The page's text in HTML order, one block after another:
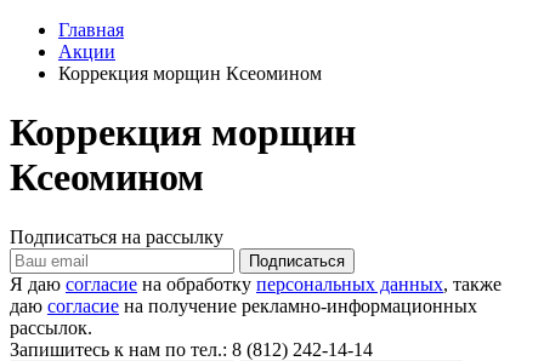
Главная
Акции
Коррекция морщин Ксеомином
Коррекция морщин
Ксеомином
Подписаться на рассылку
Я даю согласие на обработку персональных данных, также
даю согласие на получение рекламно-информационных
рассылок.
Запишитесь к нам по тел.: 8 (812) 242-14-14